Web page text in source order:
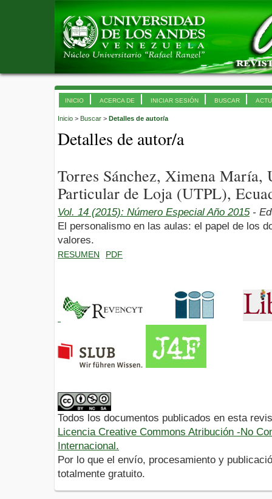
INICIO ACERCA DE INICIAR SESIÓN BUSCAR
Inicio > Buscar > Detalles de autor/a
Detalles de autor/a
Torres Sánchez, Ximena María,
Particular de Loja (UTPL),
Vol. 14 (2015): Número Especial Año 2015-
El personalismo en las aulas: el papel de los
valores.
RESUMEN PDF
Todos los documentos publicados en esta
Licencia Creative Commons Atribución -No
Internacional.
Por lo que el envío, procesamiento y
totalmente gratuito.